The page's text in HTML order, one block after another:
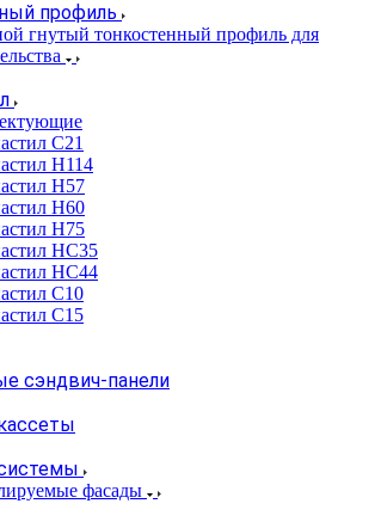
профиль
гнутый тонкостенный профиль для
C21
Н114
Н57
Н60
Н75
НС35
НС44
С10
С15
сэндвич-панели
фасады